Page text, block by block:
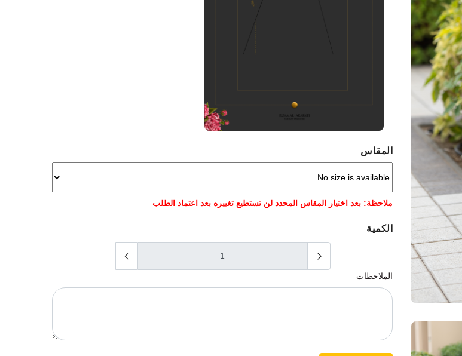
المقاس
ملاحظة: بعد اختيار المقاس المحدد لن تستطيع تغييره بعد اعتماد الطلب
الكمية
الملاحظات